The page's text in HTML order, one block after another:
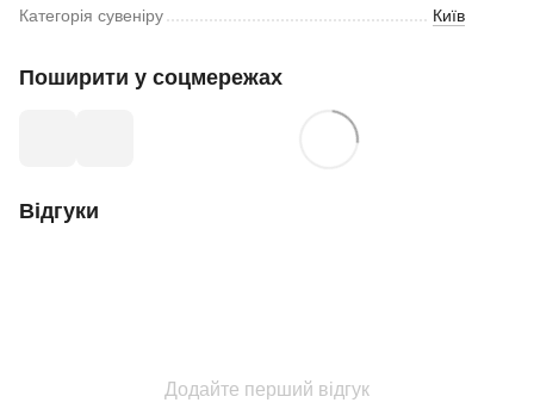
Категорія сувеніру Київ
Поширити у соцмережах
Відгуки
Додайте перший відгук